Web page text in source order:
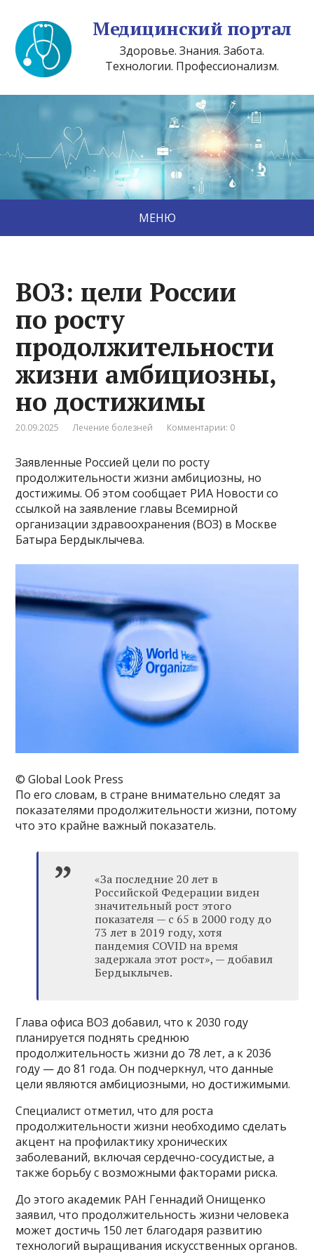
Медицинский портал
Здоровье. Знания. Забота.
Технологии. Профессионализм.
МЕНЮ
ВОЗ: цели России
по росту
продолжительности
жизни амбициозны,
но достижимы
20.09.2025 Лечение болезней Комментарии: 0
Заявленные Россией цели по росту
продолжительности жизни амбициозны, но
достижимы. Об этом сообщает РИА Новости со
ссылкой на заявление главы Всемирной
организации здравоохранения (ВОЗ) в Москве
Батыра Бердыклычева.
© Global Look Press
По его словам, в стране внимательно следят за
показателями продолжительности жизни, потому
что это крайне важный показатель.
«За последние 20 лет в
Российской Федерации виден
значительный рост этого
показателя — с 65 в 2000 году до
73 лет в 2019 году, хотя
пандемия COVID на время
задержала этот рост», — добавил
Бердыклычев.
Глава офиса ВОЗ добавил, что к 2030 году
планируется поднять среднюю
продолжительность жизни до 78 лет, а к 2036
году — до 81 года. Он подчеркнул, что данные
цели являются амбициозными, но достижимыми.
Специалист отметил, что для роста
продолжительности жизни необходимо сделать
акцент на профилактику хронических
заболеваний, включая сердечно-сосудистые, а
также борьбу с возможными факторами риска.
До этого академик РАН Геннадий Онищенко
заявил, что продолжительность жизни человека
может достичь 150 лет благодаря развитию
технологий выращивания искусственных органов.